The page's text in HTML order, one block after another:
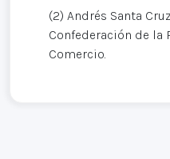
(2) Andrés Santa
Confederación de la
Comercio.